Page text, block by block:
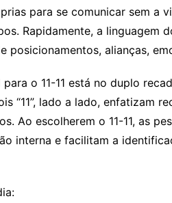
para se comunicar sem a
Rapidamente, a linguagem
posicionamentos, alianças,
o 11-11 está no duplo
“11”, lado a lado, enfatizam
Ao escolherem o 11-11, as
interna e facilitam a